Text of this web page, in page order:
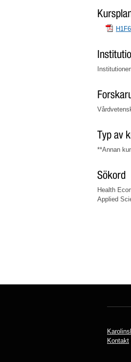
Typ av
**Annan
Sökord
Health
Applied
Kontakt